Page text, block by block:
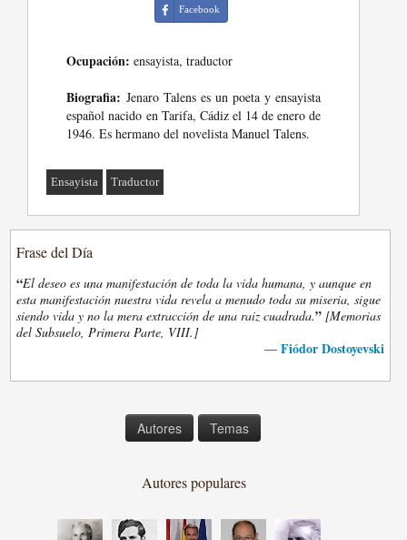
Facebook
Ocupación: ensayista, traductor
Biografia: Jenaro Talens es un poeta y ensayista
español nacido en Tarifa, Cádiz el 14 de enero de
1946. Es hermano del novelista Manuel Talens.
Ensayista Traductor
Frase del Día
“El deseo es una manifestación de toda la vida humana, y aunque en
esta manifestación nuestra vida revela a menudo toda su miseria, sigue
siendo vida y no la mera extracción de una raiz cuadrada.” [Memorias
del Subsuelo, Primera Parte, VIII.]
— Fiódor Dostoyevski
Autores Temas
Autores populares